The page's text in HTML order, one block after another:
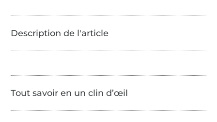
Tout savoir en un clin d’œil